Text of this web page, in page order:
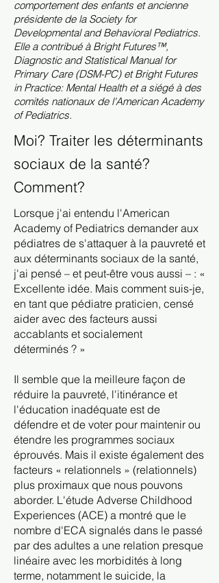
comportement des enfants et ancienne
présidente de la Society for
Developmental and Behavioral Pediatrics.
Elle a contribué à Bright Futures™,
Diagnostic and Statistical Manual for
Primary Care (DSM-PC) et Bright Futures
in Practice: Mental Health et a siégé à des
comités nationaux de l'American Academy
of Pediatrics.
Moi? Traiter les déterminants
sociaux de la santé?
Comment?
Lorsque j'ai entendu l'American
Academy of Pediatrics demander aux
pédiatres de s'attaquer à la pauvreté et
aux déterminants sociaux de la santé,
j'ai pensé – et peut-être vous aussi – : «
Excellente idée. Mais comment suis-je,
en tant que pédiatre praticien, censé
aider avec des facteurs aussi
accablants et socialement
déterminés ? »
Il semble que la meilleure façon de
réduire la pauvreté, l'itinérance et
l'éducation inadéquate est de
défendre et de voter pour maintenir ou
étendre les programmes sociaux
éprouvés. Mais il existe également des
facteurs « relationnels » (relationnels)
plus proximaux que nous pouvons
aborder. L'étude Adverse Childhood
Experiences (ACE) a montré que le
nombre d'ECA signalés dans le passé
par des adultes a une relation presque
linéaire avec les morbidités à long
terme, notamment le suicide, la